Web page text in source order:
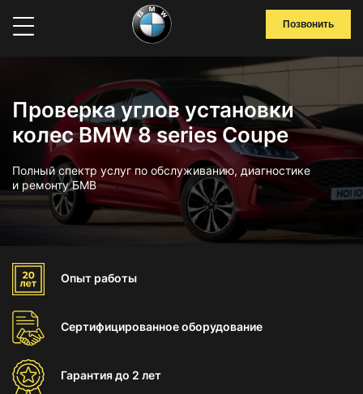
Позвонить
Проверка углов установки
колес BMW 8 series Coupe
Полный спектр услуг по обслуживанию, диагностике
и ремонту БМВ
Опыт работы
Сертифицированноеоборудование
Гарантиядо 2 лет